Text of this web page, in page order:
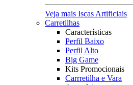
Veja mais Iscas Artificiais
Carretilhas
Características
Perfil Baixo
Perfil Alto
Big Game
Kits Promocionais
Carrretilha e Vara